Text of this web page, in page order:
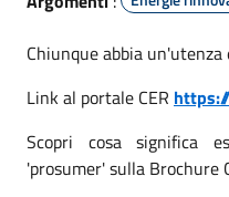
Chiunque abbia
Link al portale CER
Scopri cosa significa
'prosumer' sulla Brochure